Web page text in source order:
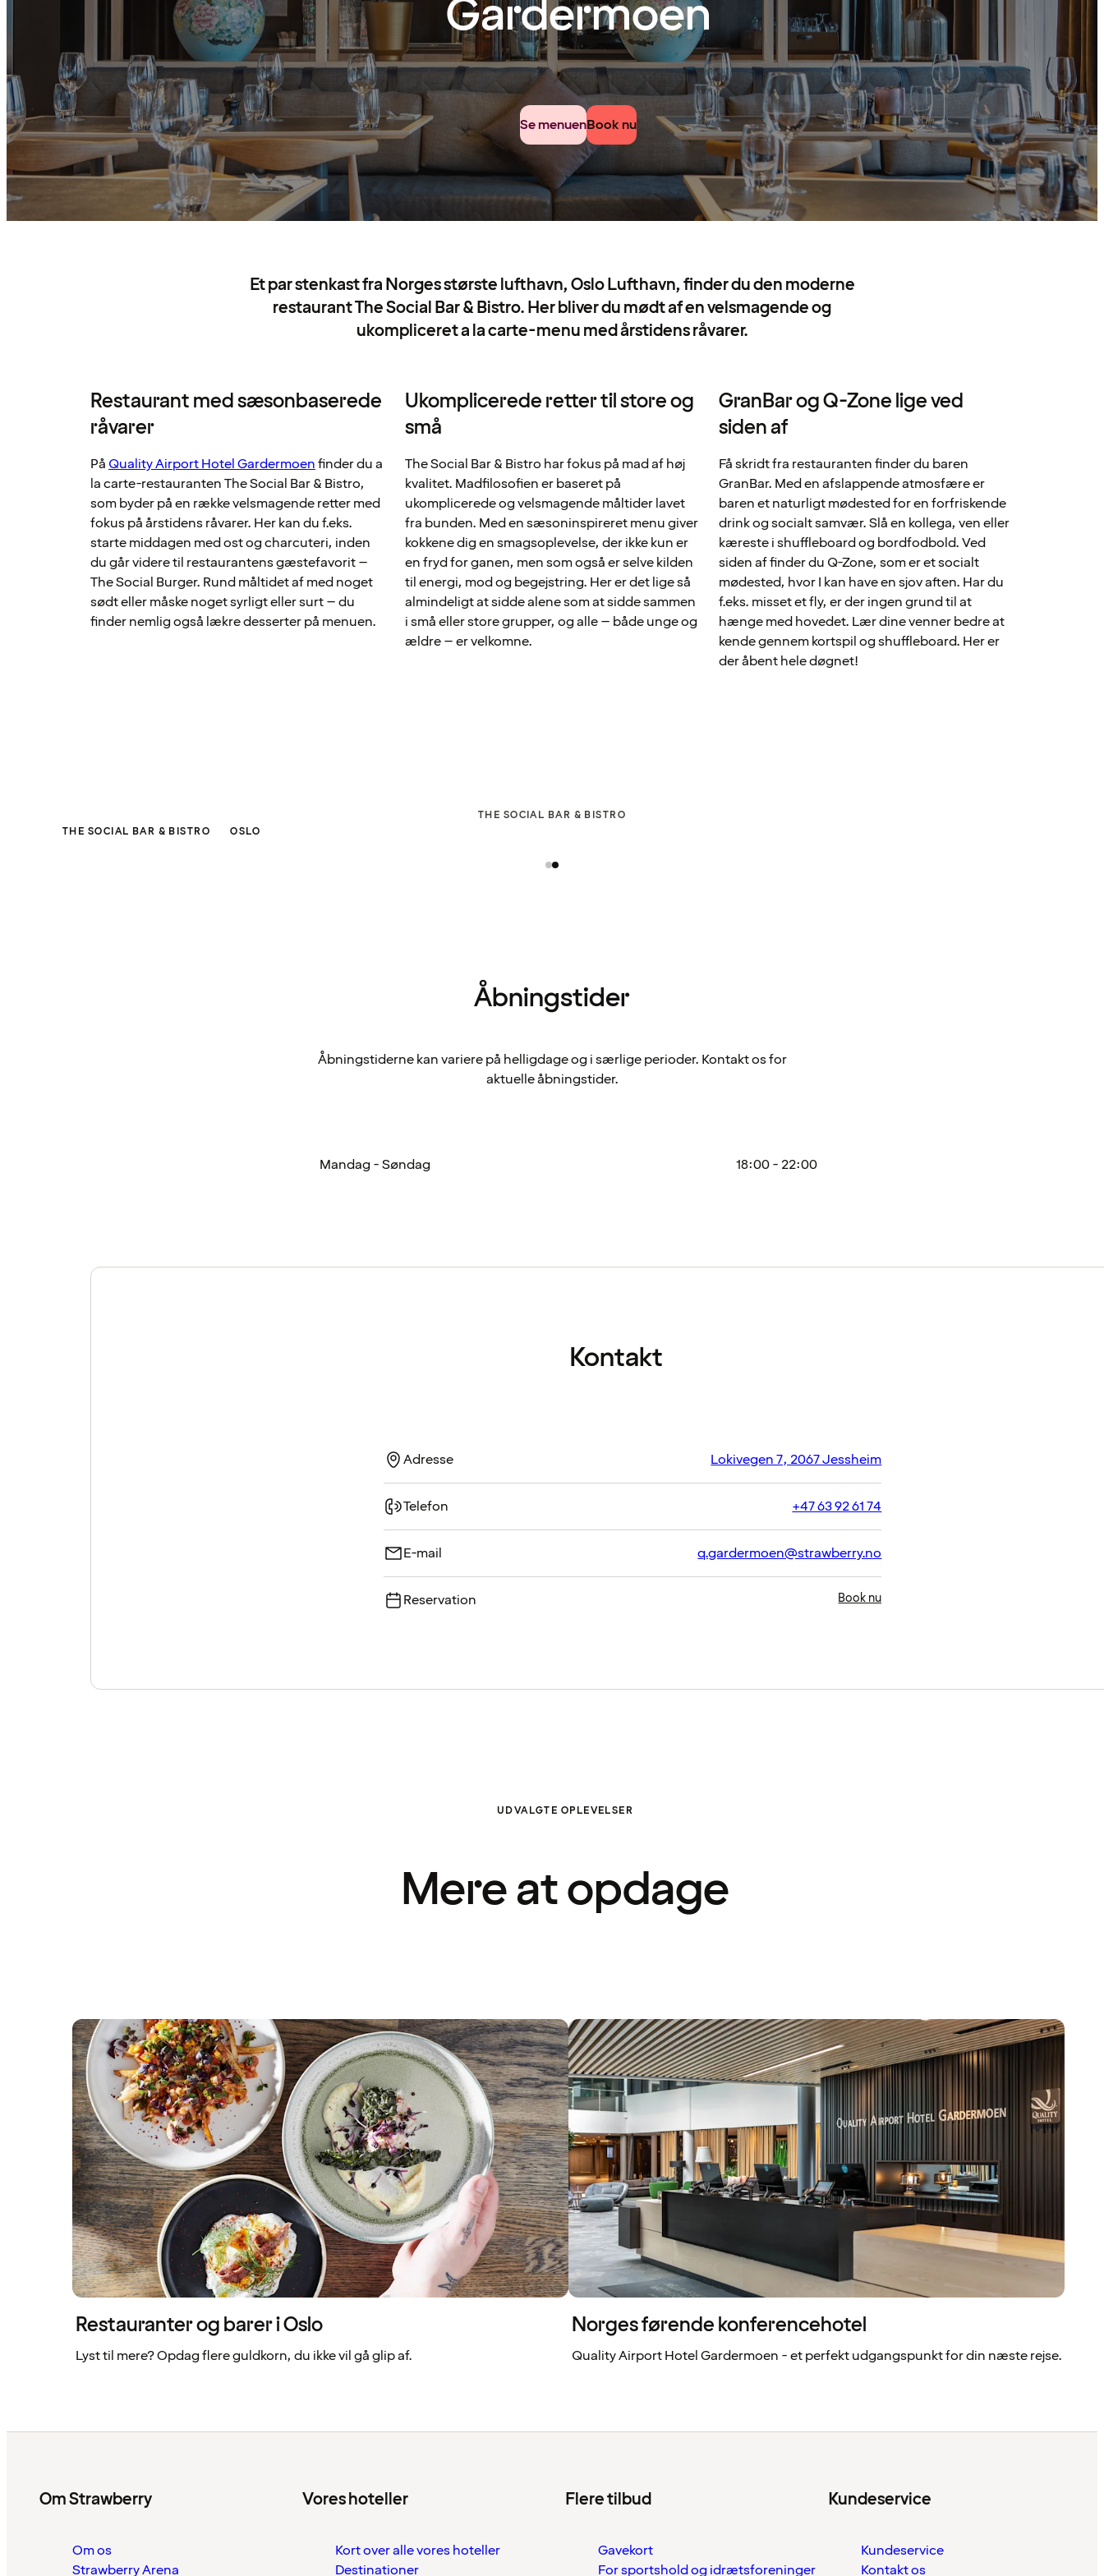
Gardermoen
Se menuenBook nu
Et par stenkast fra Norges største lufthavn, Oslo Lufthavn, finder du den moderne
restaurant The Social Bar & Bistro. Her bliver du mødt af en velsmagende og
ukompliceret a la carte-menu med årstidens råvarer.
Restaurant med sæsonbaserede
råvarer
På Quality Airport Hotel Gardermoenfinder du a
la carte-restauranten The Social Bar & Bistro,
som byder på en række velsmagende retter med
fokus på årstidens råvarer. Her kan du f.eks.
starte middagen med ost og charcuteri, inden
du går videre til restaurantens gæstefavorit –
The Social Burger. Rund måltidet af med noget
sødt eller måske noget syrligt eller surt – du
finder nemlig også lækre desserter på menuen.
Ukomplicerede retter til store og
små
The Social Bar & Bistro har fokus på mad af høj
kvalitet. Madfilosofien er baseret på
ukomplicerede og velsmagende måltider lavet
fra bunden. Med en sæsoninspireret menu giver
kokkene dig en smagsoplevelse, der ikke kun er
en fryd for ganen, men som også er selve kilden
til energi, mod og begejstring. Her er det lige så
almindeligt at sidde alene som at sidde sammen
i små eller store grupper, og alle – både unge og
ældre – er velkomne.
GranBar og Q-Zone lige ved
siden af
Få skridt fra restauranten finder du baren
GranBar. Med en afslappende atmosfære er
baren et naturligt mødested for en forfriskende
drink og socialt samvær. Slå en kollega, ven eller
kæreste i shuffleboard og bordfodbold. Ved
siden af finder du Q-Zone, som er et socialt
mødested, hvor I kan have en sjov aften. Har du
f.eks. misset et fly, er der ingen grund til at
hænge med hovedet. Lær dine venner bedre at
kende gennem kortspil og shuffleboard. Her er
der åbent hele døgnet!
THE SOCIAL BAR & BISTRO
THE SOCIAL BAR & BISTRO
OSLO
Åbningstider
Åbningstiderne kan variere på helligdage og i særlige perioder. Kontakt os for
aktuelle åbningstider.
Mandag - Søndag 18:00 - 22:00
Kontakt
Adresse Lokivegen 7, 2067 Jessheim
Telefon +47 63 92 61 74
E-mail q.gardermoen@strawberry.no
Reservation Book nu
UDVALGTE OPLEVELSER
Mere at opdage
Restauranter og barer i Oslo
Lyst til mere? Opdag flere guldkorn, du ikke vil gå glip af.
Norges førende konferencehotel
Quality Airport Hotel Gardermoen - et perfekt udgangspunkt for din næste rejse.
Om Strawberry
Om os
Strawberry Arena
Vores hoteller
Kort over alle vores hoteller
Destinationer
Flere tilbud
Gavekort
For sportshold og idrætsforeninger
Kundeservice
Kundeservice
Kontakt os